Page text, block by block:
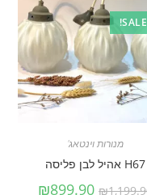
SALE!
מנורות וינטאג'
H67 אהיל לבן פליסה
₪
₪899.90